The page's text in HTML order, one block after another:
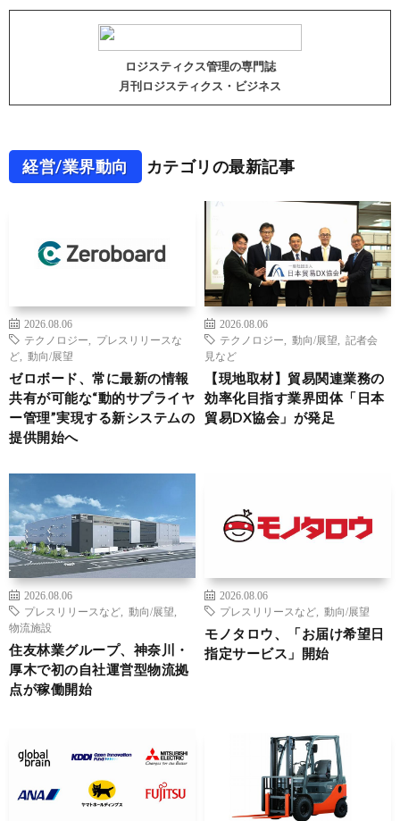
ロジスティクス管理の専門誌
月刊ロジスティクス・ビジネス
経営/業界動向 カテゴリの最新記事
2026.08.06
テクノロジー
プレスリリースな
ど
動向/展望
ゼロボード、常に最新の情報
共有が可能な“動的サプライヤ
ー管理”実現する新システムの
提供開始へ
2026.08.06
テクノロジー
動向/展望
記者会
見など
【現地取材】貿易関連業務の
効率化目指す業界団体「日本
貿易DX協会」が発足
2026.08.06
プレスリリースなど
動向/展望
物流施設
住友林業グループ、神奈川・
厚木で初の自社運営型物流拠
点が稼働開始
2026.08.06
プレスリリースなど
動向/展望
モノタロウ、「お届け希望日
指定サービス」開始